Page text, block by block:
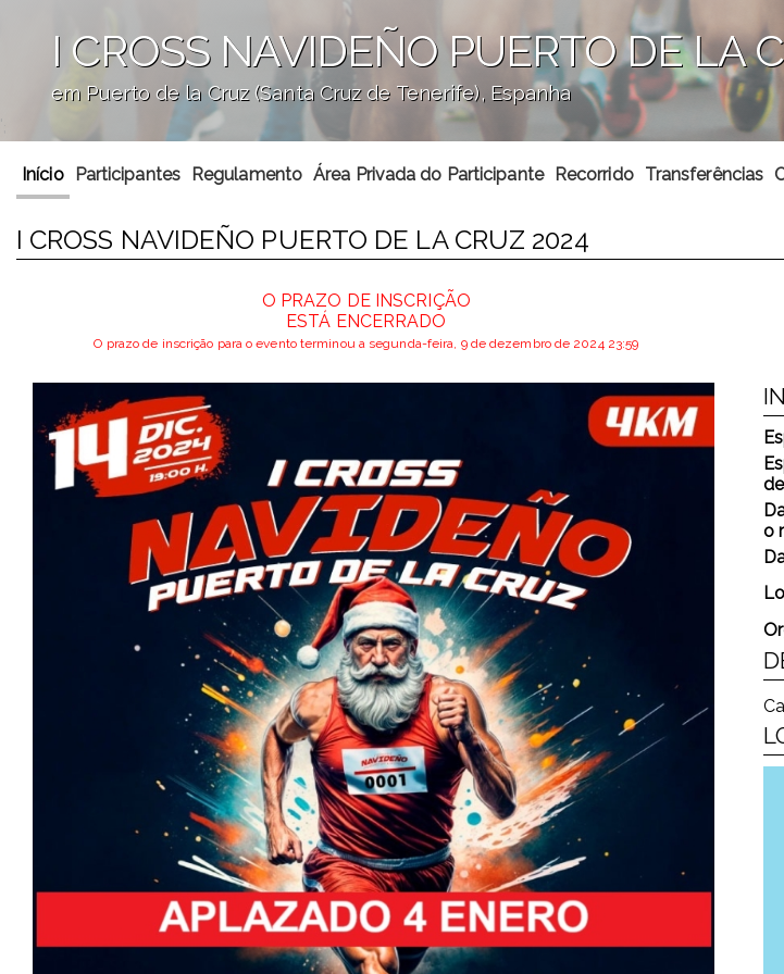
I CROSS NAVIDEÑO PUERTO DE LA
em Puerto de la Cruz (Santa Cruz de Tenerife), Espanha
';
Início Participantes Regulamento Área Privada do Participante Recorrido Transferências
I CROSS NAVIDEÑO PUERTO DE LA CRUZ 2024
O PRAZO DE INSCRIÇÃO
ESTÁ ENCERRADO
O prazo de inscrição para o evento terminou a segunda-feira, 9 de dezembro de 2024 23:59
o